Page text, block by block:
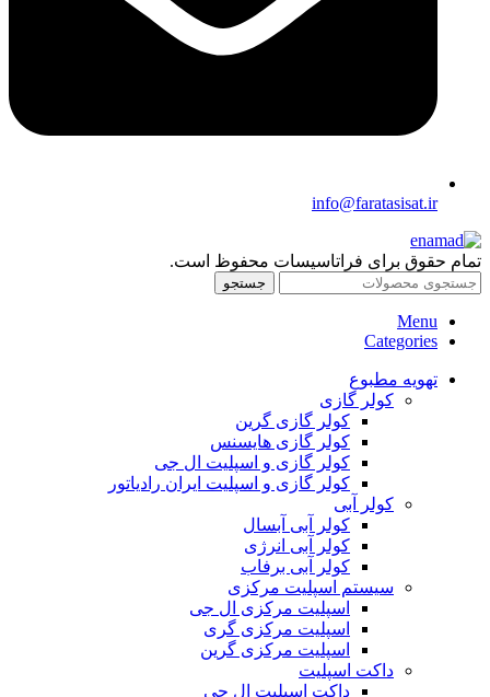
info@faratasisat.ir
تمام حقوق برای فراتاسیسات محفوظ است.
جستجو
Menu
Categories
تهویه مطبوع
کولر گازی
کولر گازی گرین
کولر گازی هایسنس
کولر گازی و اسپلیت ال جی
کولر گازی و اسپلیت ایران رادیاتور
کولر آبی
کولر آبی آبسال
کولر آبی انرژی
کولر آبی برفاب
سیستم اسپلیت مرکزی
اسپلیت مرکزی ال جی
اسپلیت مرکزی گری
اسپلیت مرکزی گرین
داکت اسپلیت
داکت اسپلیت ال جی